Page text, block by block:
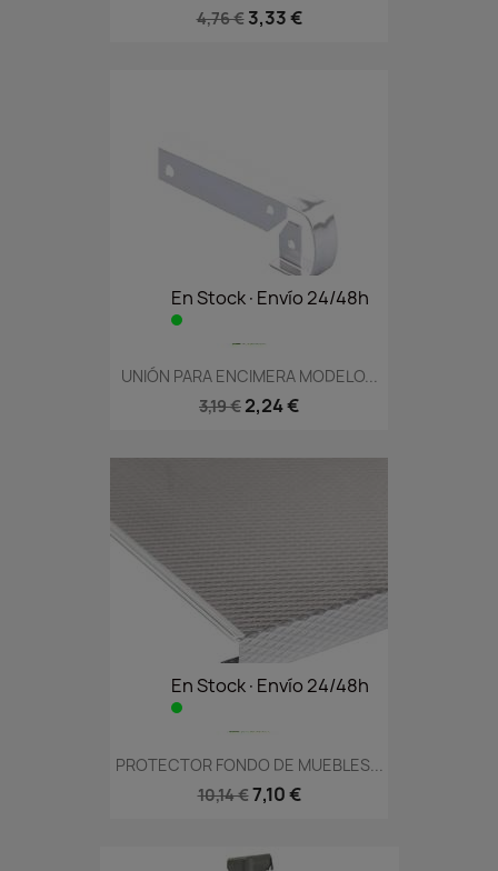
4,76 € 3,33 €
En Stock·Envío 24/48h
UNIÓN PARA ENCIMERA MODELO...
3,19 € 2,24 €
En Stock·Envío 24/48h
PROTECTOR FONDO DE MUEBLES...
10,14 €7,10 €